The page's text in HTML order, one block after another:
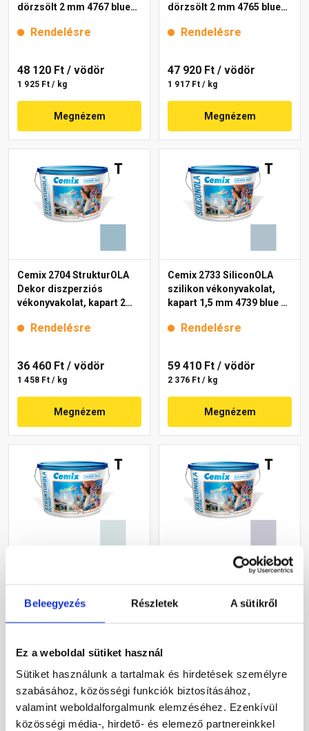
Beleegyezés Részletek A sütikről
Ez a weboldal sütiket használ
Sütiket használunk a tartalmak és hirdetések személyre
szabásához, közösségi funkciók biztosításához,
valamint weboldalforgalmunk elemzéséhez. Ezenkívül
közösségi média-, hirdető- és elemező partnereinkkel
dörzsölt 2 mm 4767 blue
Rendelésre
48 120 Ft / vödör
1 925 Ft / kg
Megnézem
dörzsölt 2 mm 4765 blue
Rendelésre
47 920 Ft / vödör
1 917 Ft / kg
Megnézem
Cemix 2704 StrukturOLA
Dekor diszperziós
vékonyvakolat, kapart 2
Rendelésre
36 460 Ft / vödör
1 458 Ft / kg
Megnézem
Cemix 2733 SiliconOLA
szilikon vékonyvakolat,
kapart 1,5 mm 4739 blue 25
Rendelésre
59 410 Ft / vödör
2 376 Ft / kg
Megnézem
vékonyvakolat, kapart 1,5
mm 6731 intense 25 kg
Rendelésre
1 309 Ft / kg
Megnézem
Cemix 2737 SiliconOLA
vékonyvakolat, dörzsölt 2
2 189 Ft / kg
Megnézem